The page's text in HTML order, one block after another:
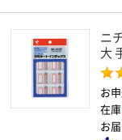
ニ
大
お
在庫
お届